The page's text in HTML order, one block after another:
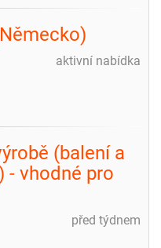
aktivní nabídka
(balení a
- vhodné pro
před týdnem